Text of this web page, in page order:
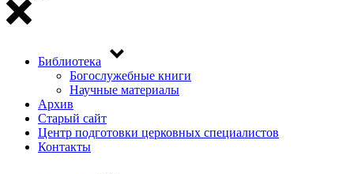
Top
Библиотека
Богослужебные книги
Научные материалы
Архив
Старый сайт
Центр подготовки церковных специалистов
Контакты